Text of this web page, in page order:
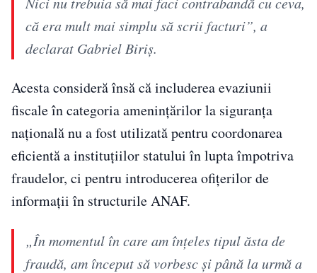
că era mult mai simplu să scrii facturi”, a
declarat Gabriel Biriș.
Acesta consideră însă că includerea evaziunii
fiscale în categoria amenințărilor la siguranța
națională nu a fost utilizată pentru coordonarea
eficientă a instituțiilor statului în lupta împotriva
fraudelor, ci pentru introducerea ofițerilor de
informații în structurile ANAF.
„În momentul în care am înțeles tipul ăsta de
fraudă, am început să vorbesc și până la urmă a